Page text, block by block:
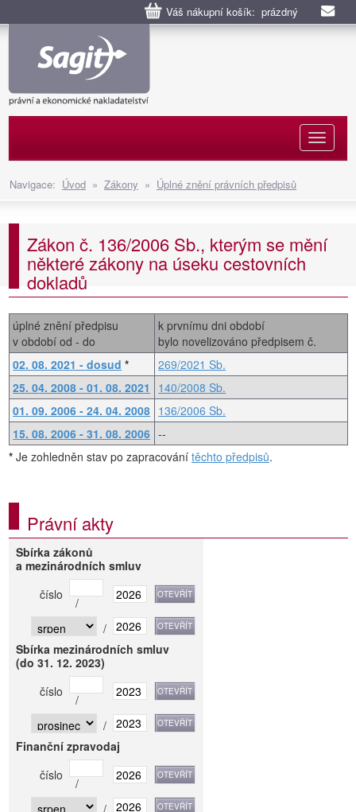
Váš nákupní košík: prázdný
Navigace: Úvod » Zákony » Úplné znění právních předpisů
Zákon č. 136/2006 Sb., kterým se mění
některé zákony na úseku cestovních
dokladů
úplné znění předpisu
v období od - do
k prvnímu dni období
bylo novelizováno předpisem č.
02. 08. 2021 - dosud *
269/2021 Sb.
25. 04. 2008 - 01. 08. 2021
140/2008 Sb.
01. 09. 2006 - 24. 04. 2008 136/2006 Sb.
15. 08. 2006 - 31. 08. 2006 --
* Je zohledněn stav po zapracování těchto předpisů.
Právní akty
Sbírka zákonů
a mezinárodních smluv
číslo
/
/
Sbírka mezinárodních smluv
(do 31. 12. 2023)
číslo
/
/
Finanční zpravodaj
číslo
/
/